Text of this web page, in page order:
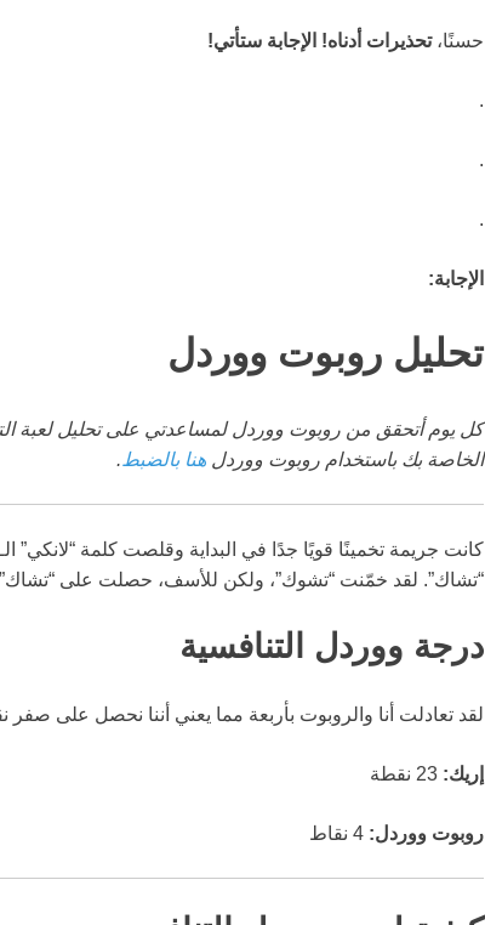
حسنًا،تحذيرات أدناه! الإجابة ستأتي!
.
.
.
الإجابة:
تحليل روبوت ووردل
كل يوم أتحقق من روبوت ووردل لمساعدتي على تحليل لعبة
الخاصة بك باستخدام روبوت ووردل هنا بالضبط.
“تشاك”. لقد خمّنت “تشوك”، ولكن للأسف، حصلت على “تشاك”
درجة ووردل التنافسية
لقد تعادلت أنا والروبوت بأربعة مما يعني أننا نحصل على صفر
إريك:
روبوت ووردل: